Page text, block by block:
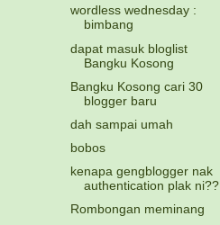
wordless wednesday :
bimbang
dapat masuk bloglist
Bangku Kosong
Bangku Kosong cari 30
blogger baru
dah sampai umah
bobos
kenapa gengblogger nak
authentication plak ni??
Rombongan meminang